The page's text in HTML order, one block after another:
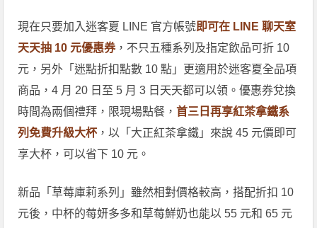
現在只要加入迷客夏 LINE 官方帳號即可在 LINE 聊天室
天天抽 10 元優惠券，不只五種系列及指定飲品可折 10
元，另外「迷點折扣點數 10 點」更適用於迷客夏全品項
商品，4 月 20 日至 5 月 3 日天天都可以領。優惠券兌換
時間為兩個禮拜，限現場點餐，首三日再享紅茶拿鐵系
列免費升級大杯，以「大正紅茶拿鐵」來說 45 元價即可
享大杯，可以省下 10 元。
新品「草莓庫莉系列」雖然相對價格較高，搭配折扣 10
元後，中杯的莓妍多多和草莓鮮奶也能以 55 元和 65 元